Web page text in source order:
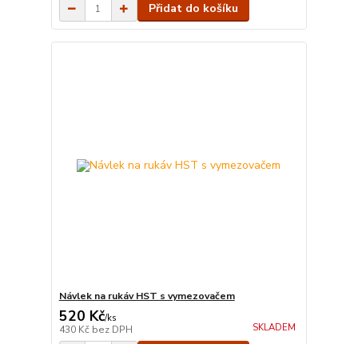
Přidat do košíku
Návlek na rukáv HST s vymezovačem
520 Kč/ks
430 Kč bez DPH SKLADEM